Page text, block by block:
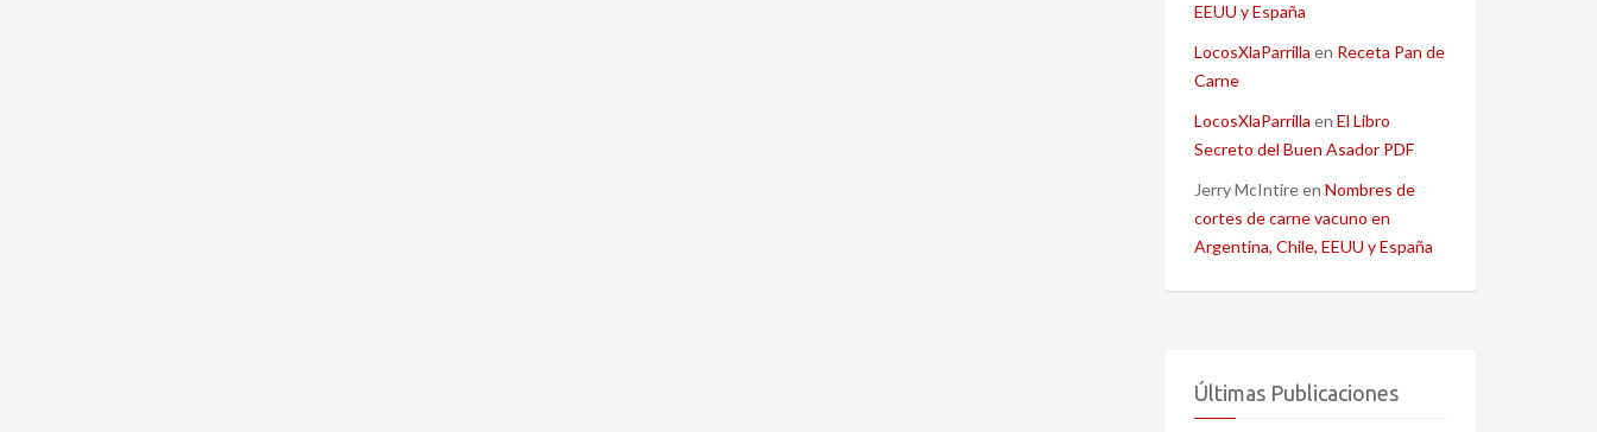
EEUU y España
LocosXlaParrilla en Receta Pan de
Carne
LocosXlaParrilla en El Libro
Secreto del Buen Asador PDF
Jerry McIntireen Nombres de
cortes de carne vacuno en
Argentina, Chile, EEUU y España
Últimas Publicaciones